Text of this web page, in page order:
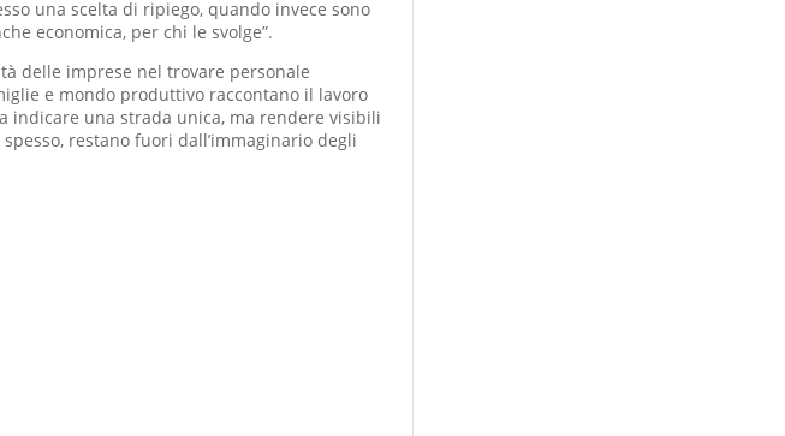
una scelta di ripiego, quando invece sono
economica, per chi le svolge”.
delle imprese nel trovare personale
e mondo produttivo raccontano il lavoro
indicare una strada unica, ma rendere visibili
restano fuori dall’immaginario degli